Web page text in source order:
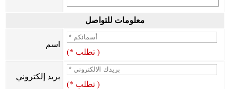
معلومات للتواصل
اسم
(* تطلب )
بريد إلكتروني
(* تطلب )